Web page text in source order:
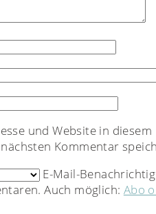
und Website in diesem
Kommentar
E-Mail-
Auch möglich: Abo